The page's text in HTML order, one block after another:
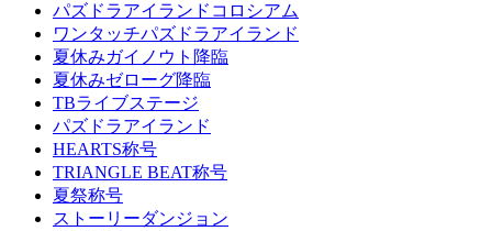
パズドラアイランドコロシアム
ワンタッチパズドラアイランド
夏休みガイノウト降臨
夏休みゼローグ降臨
TBライブステージ
パズドラアイランド
HEARTS称号
TRIANGLE BEAT称号
夏祭称号
ストーリーダンジョン